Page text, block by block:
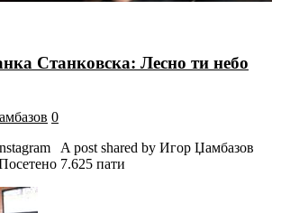
Станковска: Лесно ти небо
0
A post shared by Игор Џамбазов
7.625 пати